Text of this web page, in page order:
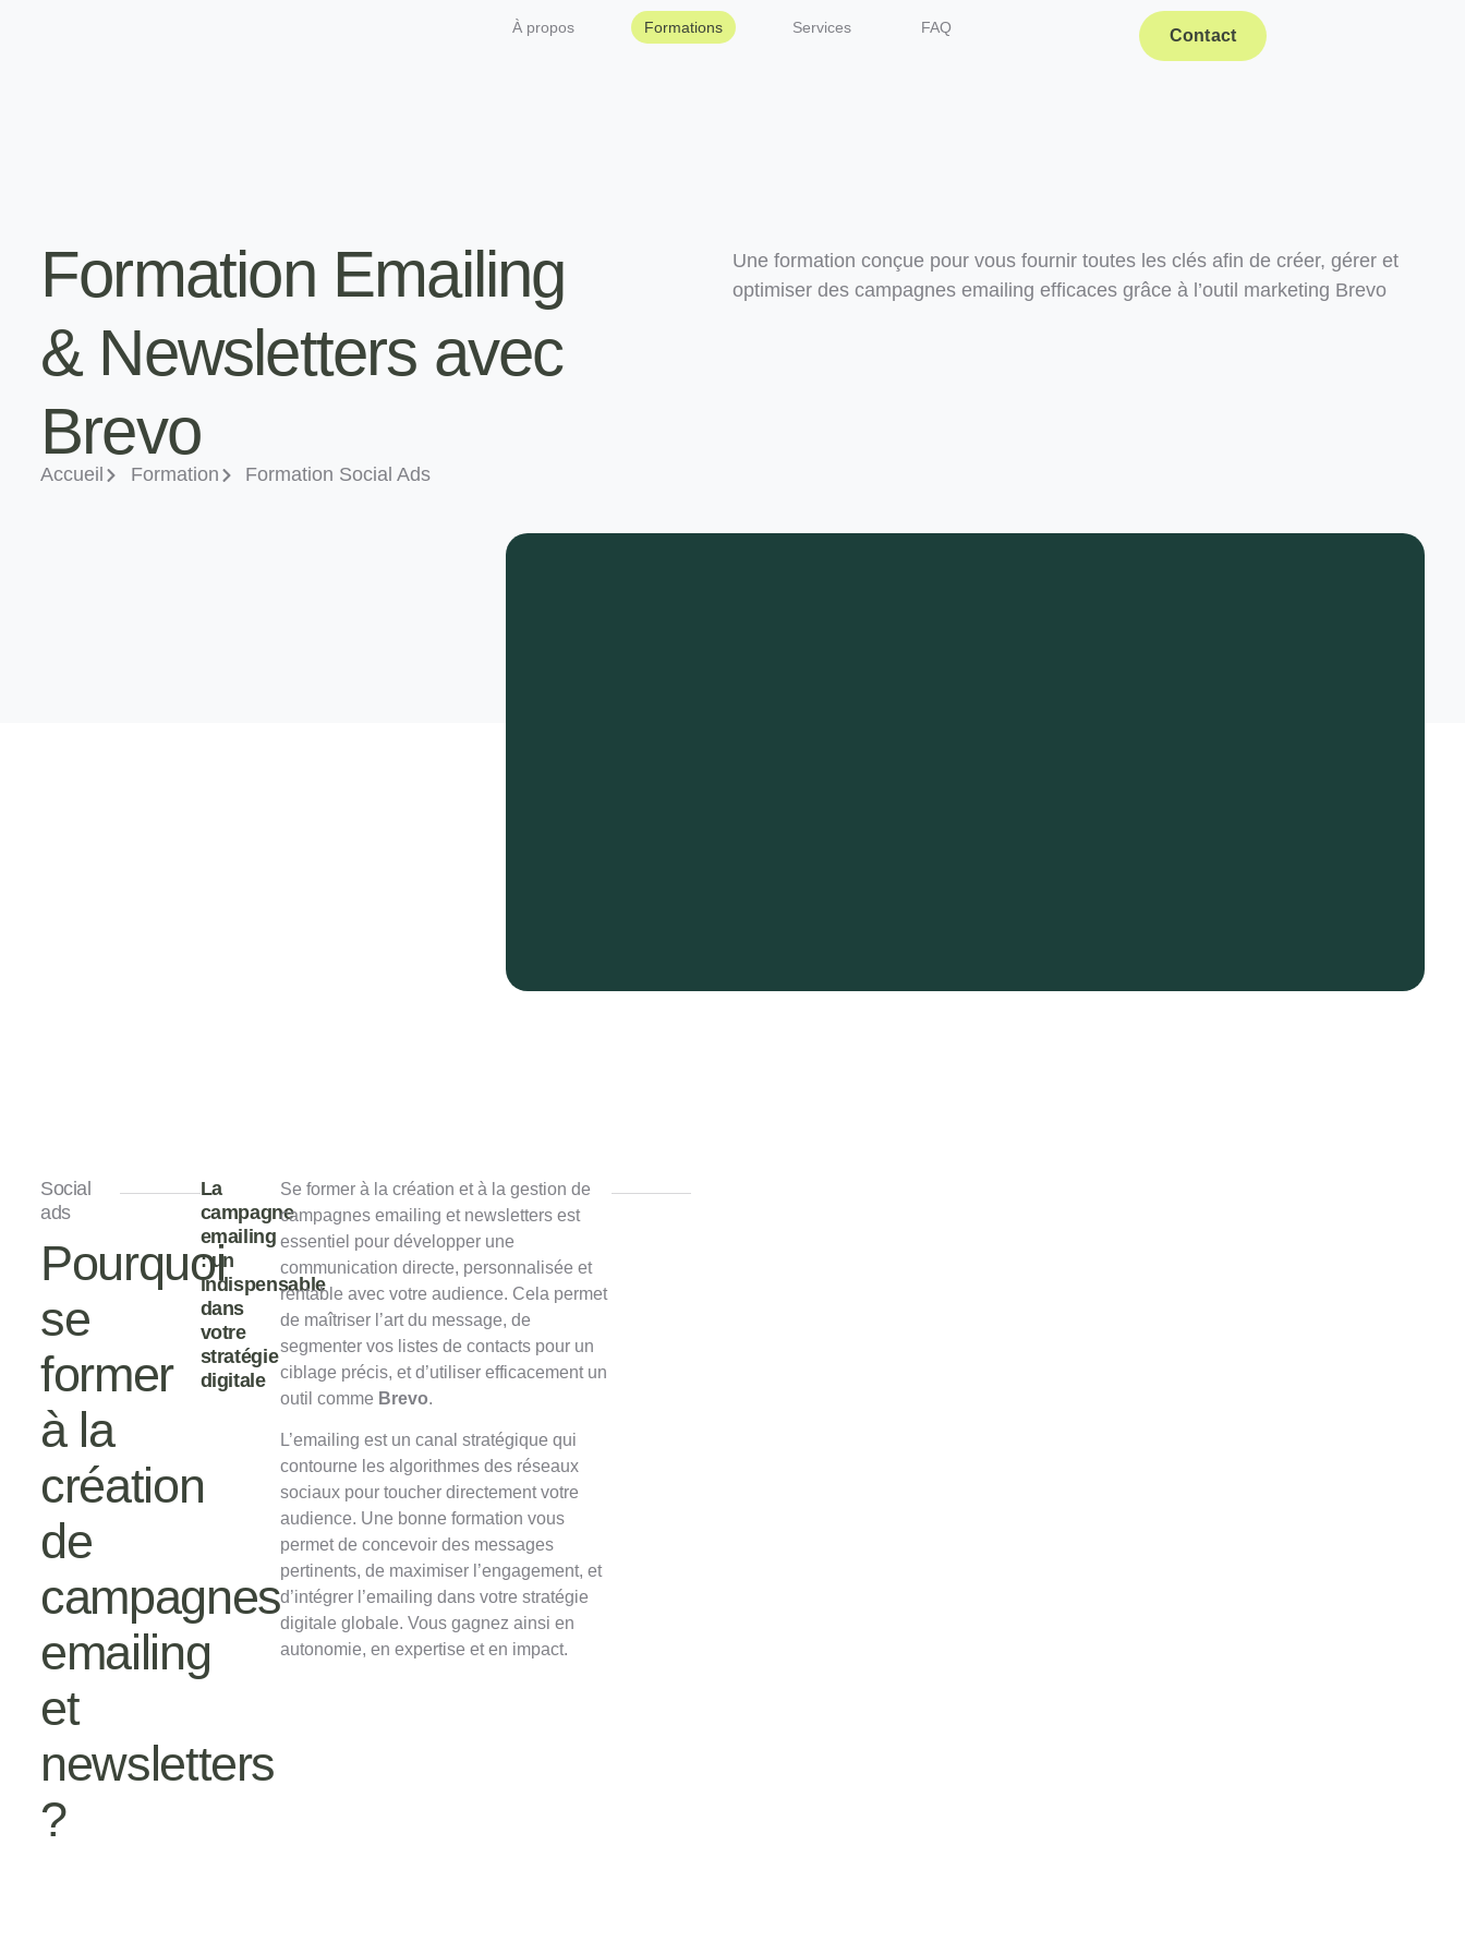
À propos Formations Services FAQ Contact
Formation Emailing
& Newsletters avec
Brevo
Accueil Formation Formation Social Ads
Une formation conçue pour vous fournir toutes les clés afin de créer, gérer et
optimiser des campagnes emailing efficaces grâce à l’outil marketing Brevo
Social
ads
Pourquoi
se
former
à la
création
de
campagnes
emailing
et
newsletters
?
La
campagne
emailing
: un
indispensable
dans
votre
stratégie
digitale
Se former à la création et à la gestion de
campagnes emailing et newsletters est
essentiel pour développer une
communication directe, personnalisée et
rentable avec votre audience. Cela permet
de maîtriser l’art du message, de
segmenter vos listes de contacts pour un
ciblage précis, et d’utiliser efficacement un
outil comme Brevo.
L’emailing est un canal stratégique qui
contourne les algorithmes des réseaux
sociaux pour toucher directement votre
audience. Une bonne formation vous
permet de concevoir des messages
pertinents, de maximiser l’engagement, et
d’intégrer l’emailing dans votre stratégie
digitale globale. Vous gagnez ainsi en
autonomie, en expertise et en impact.